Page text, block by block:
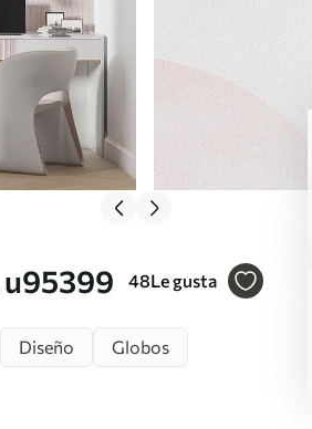
u95399 48Le gusta
Diseño
Globos